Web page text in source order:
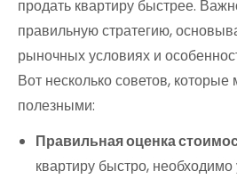
продать квартиру быстрее.
правильную стратегию,
рыночных условиях и
Вот несколько советов, которые
полезными:
Правильная оценка
квартиру быстро, необходимо